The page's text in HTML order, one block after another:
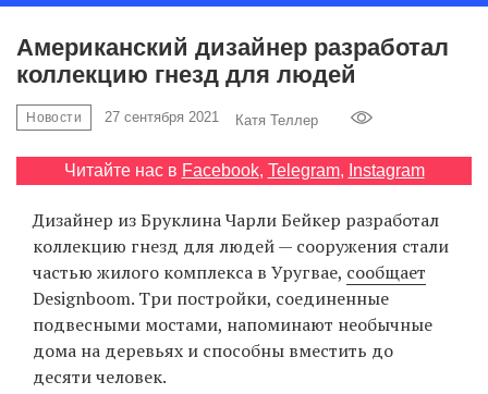
Американский дизайнер разработал
коллекцию гнезд для людей
Новости 27 сентября 2021 Катя Теллер
Читайте нас в Facebook, Telegram, Instagram
Дизайнер из Бруклина Чарли Бейкер разработал
коллекцию гнезд для людей — сооружения стали
частью жилого комплекса в Уругвае, сообщает
Designboom. Три постройки, соединенные
подвесными мостами, напоминают необычные
дома на деревьях и способны вместить до
десяти человек.